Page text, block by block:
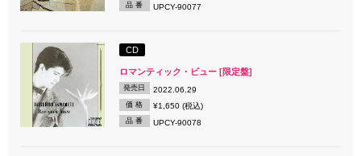
品 番 UPCY-90077
CD
ロマンティック・ビュー [限定盤]
発売日 2022.06.29
価 格 ¥1,650 (税込)
品 番 UPCY-90078